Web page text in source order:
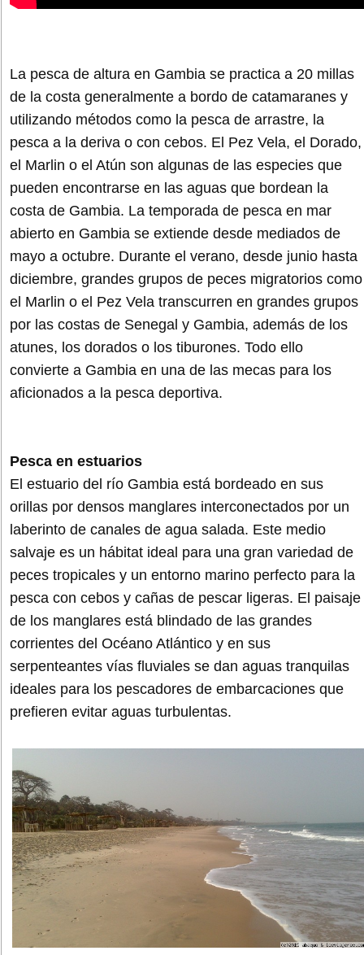
La pesca de altura en Gambia se practica a 20 millas
de la costa generalmente a bordo de catamaranes y
utilizando métodos como la pesca de arrastre, la
pesca a la deriva o con cebos. El Pez Vela, el Dorado,
el Marlin o el Atún son algunas de las especies que
pueden encontrarse en las aguas que bordean la
costa de Gambia. La temporada de pesca en mar
abierto en Gambia se extiende desde mediados de
mayo a octubre. Durante el verano, desde junio hasta
diciembre, grandes grupos de peces migratorios como
el Marlin o el Pez Vela transcurren en grandes grupos
por las costas de Senegal y Gambia, además de los
atunes, los dorados o los tiburones. Todo ello
convierte a Gambia en una de las mecas para los
aficionados a la pesca deportiva.
Pesca en estuarios
El estuario del río Gambia está bordeado en sus
orillas por densos manglares interconectados por un
laberinto de canales de agua salada. Este medio
salvaje es un hábitat ideal para una gran variedad de
peces tropicales y un entorno marino perfecto para la
pesca con cebos y cañas de pescar ligeras. El paisaje
de los manglares está blindado de las grandes
corrientes del Océano Atlántico y en sus
serpenteantes vías fluviales se dan aguas tranquilas
ideales para los pescadores de embarcaciones que
prefieren evitar aguas turbulentas.